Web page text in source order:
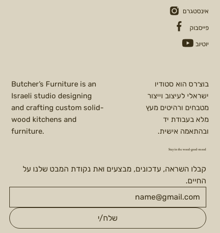
אינסטגרם
פייסבוק
יוטיוב
Butcher’s Furniture is an
Israeli studio designing
and crafting custom solid-
wood kitchens and
furniture.
בוצ׳רס הוא סטודיו
ישראלי לעיצוב וייצור
מטבחים ורהיטים מעץ
מלא בעבודת יד
ובהתאמה אישית.
Stay in the wood-good-mood
החיים.
שלח/י